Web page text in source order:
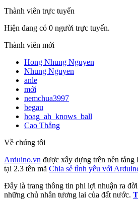
Thành viên trực tuyến
Hiện đang có 0 người trực tuyến.
Thành viên mới
Hong Nhung Nguyen
Nhung Nguyen
anle
mới
nemchua3997
begau
hoag_ah_knows_ball
Cao Thắng
Về chúng tôi
Arduino.vn được xây dựng trên nền tảng
tại 2.3 tên mã Chia sẻ tình yêu với
Đây là trang thông tin phi lợi nhuận ra
những chủ nhân tương lai của đất nước.